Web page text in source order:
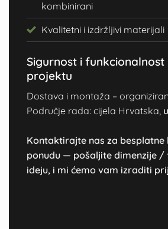
kombinirani
Kvalitetni i izdržljivi materijali
Sigurnost i funkcionalnost
projektu
Dostava i montaža –
Područje rada: cijela Hrvatska,
Kontaktirajte nas za besplatne
ponudu — pošaljite dimenzije
ideju, i mi ćemo vam izraditi